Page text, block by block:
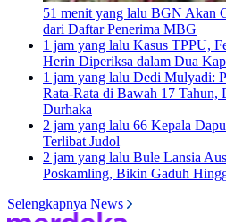
51 menit yang lalu BGN Akan
dari Daftar Penerima MBG
1 jam yang lalu Kasus TPPU,
Herin Diperiksa dalam Dua
1 jam yang lalu Dedi Mulyadi:
Rata-Rata di Bawah 17 Tahun,
Durhaka
2 jam yang lalu 66 Kepala
Terlibat Judol
2 jam yang lalu Bule Lansia
Poskamling, Bikin Gaduh
Selengkapnya News